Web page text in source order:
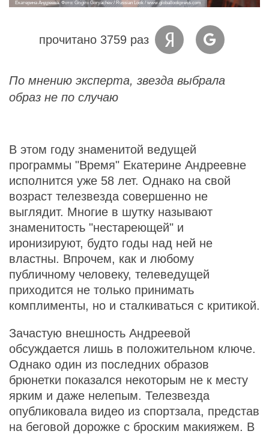
Екатерина Андреева. Фото: Grigirii Goryachev / Russian Look / www.globallookpress.com
прочитано 3759 раз
По мнению эксперта, звезда выбрала
образ не по случаю
В этом году знаменитой ведущей
программы "Время" Екатерине Андреевне
исполнится уже 58 лет. Однако на свой
возраст телезвезда совершенно не
выглядит. Многие в шутку называют
знаменитость "нестареющей" и
иронизируют, будто годы над ней не
властны. Впрочем, как и любому
публичному человеку, телеведущей
приходится не только принимать
комплименты, но и сталкиваться с критикой.
Зачастую внешность Андреевой
обсуждается лишь в положительном ключе.
Однако один из последних образов
брюнетки показался некоторым не к месту
ярким и даже нелепым. Телезвезда
опубликовала видео из спортзала, представ
на беговой дорожке с броским макияжем. В